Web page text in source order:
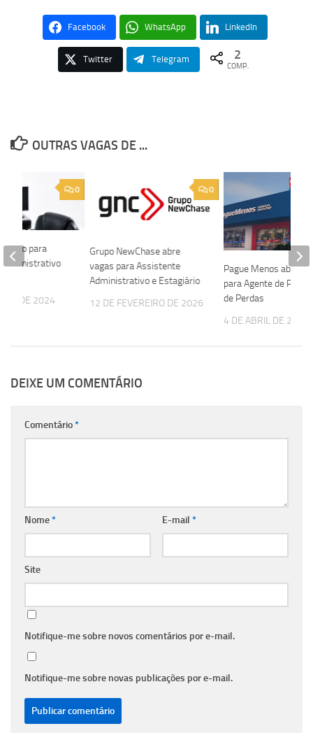
Facebook WhatsApp LinkedIn
Twitter Telegram 2
COMP.
OUTRAS VAGAS DE ...
0
Grupo NewChase abre
vagas para Assistente
Administrativo e Estagiário
12 DE FEVEREIRO DE 2026
Pague Menos abre
para Agente de
de Perdas
4 DE ABRIL DE 2025
0
para
DE 2024
DEIXE UM COMENTÁRIO
Comentário*
Nome* E-mail *
Site
Notifique-me sobre novos comentários por e-mail.
Notifique-me sobre novas publicações por e-mail.